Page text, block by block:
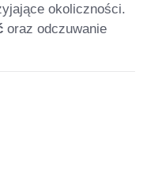
okoliczności.
oraz odczuwanie